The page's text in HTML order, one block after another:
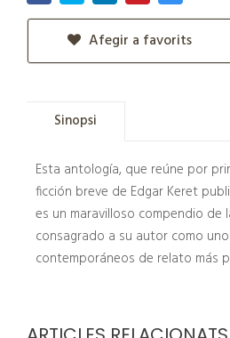
Afegir a favorits
Sinopsi
Esta antología, que reúne por
ficción breve de Edgar Keret
es un maravilloso compendio de
consagrado a su autor como
contemporáneos de relato más